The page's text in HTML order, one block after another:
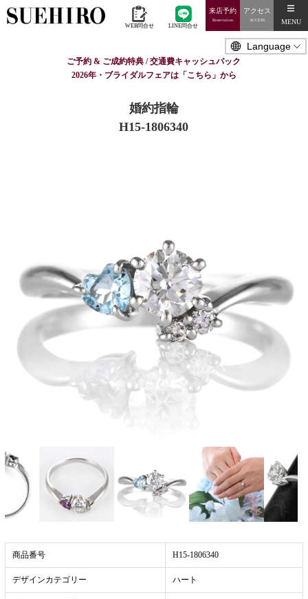
WEB問合せ LINE問合せ
来店予約
Reservation
アクセス
ACCESS MENU
ご予約 & ご成約特典 / 交通費キャッシュバック
2026年・ブライダルフェアは「こちら」から
婚約指輪
H15-1806340
商品番号 H15-1806340
デザインカテゴリー ハート